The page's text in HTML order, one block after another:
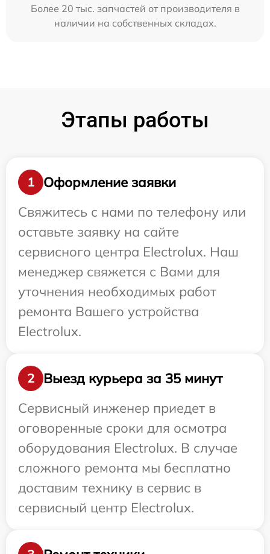
Более 20 тыс. запчастей от производителя в
наличии на собственных складах.
Этапы работы
1
Оформление заявки
Свяжитесь с нами по телефону или
оставьте заявку на сайте
сервисного центра Electrolux. Наш
менеджер свяжется с Вами для
уточнения необходимых работ
ремонта Вашего устройства
Electrolux.
2
Выезд курьера за 35 минут
Сервисный инженер приедет в
оговоренные сроки для осмотра
оборудования Electrolux. В случае
сложного ремонта мы бесплатно
доставим технику в сервис в
сервисный центр Electrolux.